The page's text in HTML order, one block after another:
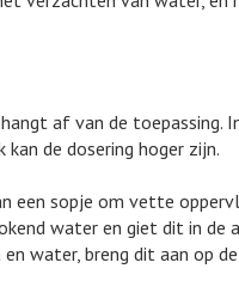
af van de
de dosering hoger zijn.
een sopje om vette
water en giet dit in
water, breng dit aan op